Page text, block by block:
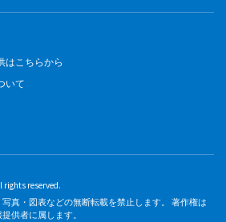
はこちらから
いて
rights reserved.
真・図表などの無断転載を禁止します。 著作権は
供者に属します。